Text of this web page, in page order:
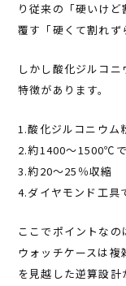
り従来の「硬いけ
覆す「硬くて割れず
しかし酸化ジルコ
特徴があります。
1.酸化ジルコニウム
2.約1400～1500℃
3.約20～25％収縮
4.ダイヤモンド工具
ここでポイントな
ウォッチケースは
を見越した逆算設